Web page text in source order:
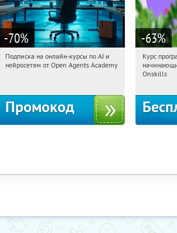
-70%
19:31:12 Получили:
Подписка на онлайн-курсы по AI и
нейросетям от Open Agents Academy
Промокод
-63%
Россия
Курс
Onskills